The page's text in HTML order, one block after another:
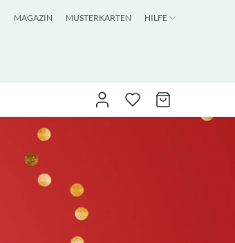
MAGAZIN MUSTERKARTEN HILFE